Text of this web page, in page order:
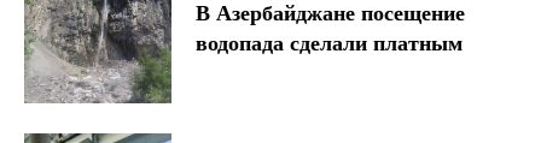
В Азербайджане посещение
водопада сделали платным